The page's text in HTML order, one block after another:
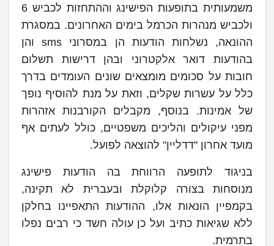
משמעותית בתופעות הפישינג וההתחזות לכביש 6
ולכביש מנהרות הכרמל בימים האחרונים. במסגרת
ההונאה, נשלחות הודעות הן במסרוני sms והן
בהודעות דואר אלקטרוני ובהן דרישות תשלום
חובות על סכומים מומצאים שונים העומדים בדרך
כלל על עשרות שקלים, וזאת על מנת להוסיף נופך
של אמינות. בנוסף, מקבלים הקורבנות אזהרות
מפני עיקולים והליכים משפטיים, כולל לעתים אף
מועד אחרון "דדליין" להוצאה לפועל.
בניגוד לתופעה הרווחת בה הודעות פישינג
מנוסחות בצורה קלוקלת ובעברית לא תקינה,
בקמפיין הונאות אלו, ההודעות התאפיינו בחלקן
ללא שגיאות כתיב ועל כן עולה חשד כי רבים נפלו
בתרמית.